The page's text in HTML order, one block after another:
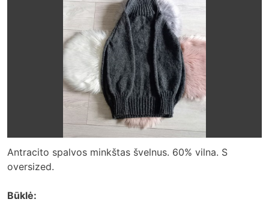
Antracito spalvos minkštas švelnus. 60% vilna. S
oversized.
Būklė: